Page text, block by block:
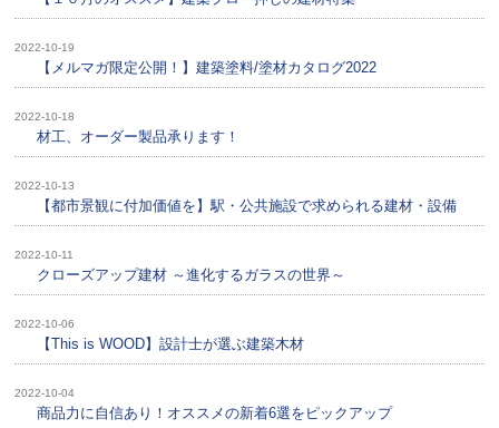
2022-10-19
【メルマガ限定公開！】建築塗料/塗材カタログ2022
2022-10-18
材工、オーダー製品承ります！
2022-10-13
【都市景観に付加価値を】駅・公共施設で求められる建材・設備
2022-10-11
クローズアップ建材 ～進化するガラスの世界～
2022-10-06
【This is WOOD】設計士が選ぶ建築木材
2022-10-04
商品力に自信あり！オススメの新着6選をピックアップ